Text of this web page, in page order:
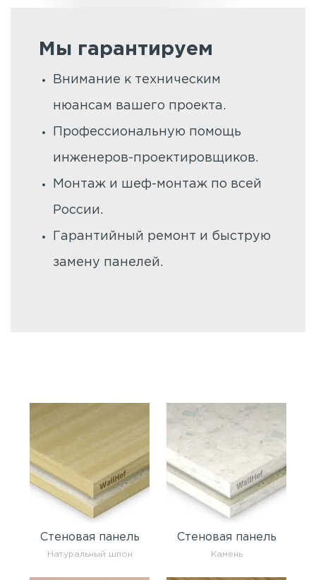
Мы гарантируем
Внимание к техническим
нюансам вашего проекта.
Профессиональную помощь
инженеров-проектировщиков.
Монтаж и шеф-монтаж по всей
России.
Гарантийный ремонт и быструю
замену панелей.
Стеновая панель
Натуральный шпон
Стеновая панель
Камень